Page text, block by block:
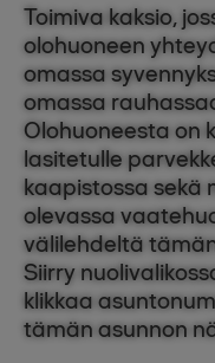
Toimiva kaksio,
olohuoneen
omassa
omassa
Olohuoneesta on
lasitetulle
kaapistossa sekä
olevassa
välilehdeltä
Siirry
klikkaa
tämän asunnon